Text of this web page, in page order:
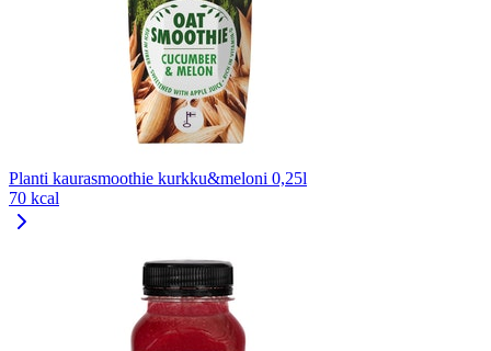
Planti kaurasmoothie kurkku&meloni 0,25l
70 kcal